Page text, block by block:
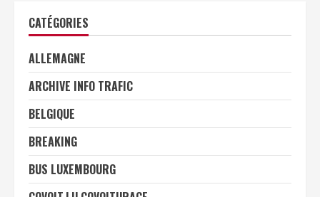
CATÉGORIES
ALLEMAGNE
ARCHIVE INFO TRAFIC
BELGIQUE
BREAKING
BUS LUXEMBOURG